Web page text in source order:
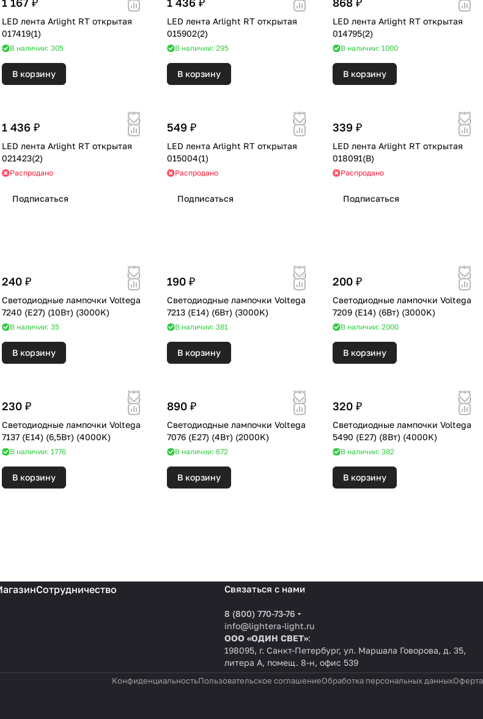
LED лента Arlight RT открытая
017419(1)
В наличии: 305
В корзину
LED лента Arlight RT открытая
015902(2)
В наличии: 295
В корзину
LED лента Arlight RT открытая
014795(2)
В наличии: 1000
В корзину
1 436 ₽
LED лента Arlight RT открытая
021423(2)
Распродано
Подписаться
549 ₽
LED лента Arlight RT открытая
015004(1)
Распродано
Подписаться
339 ₽
LED лента Arlight RT открытая
018091(B)
Распродано
Подписаться
240 ₽
Светодиодные лампочки Voltega
7240 (E27) (10Вт) (3000K)
В наличии: 35
В корзину
190 ₽
Светодиодные лампочки Voltega
7213 (E14) (6Вт) (3000K)
В наличии: 381
В корзину
200 ₽
Светодиодные лампочки Voltega
7209 (E14) (6Вт) (3000K)
В наличии: 2000
В корзину
230 ₽
Светодиодные лампочки Voltega
7137 (E14) (6,5Вт) (4000K)
В наличии: 1776
В корзину
890 ₽
Светодиодные лампочки Voltega
7076 (E27) (4Вт) (2000K)
В наличии: 672
В корзину
320 ₽
Светодиодные лампочки Voltega
5490 (E27) (8Вт) (4000K)
В наличии: 382
В корзину
Сотрудничество Связаться с нами
8 (800) 770-73-76
info@lightera-light.ru
ООО «ОДИН СВЕТ»:
198095, г. Санкт-Петербург, ул. Маршала Говорова, д. 35,
литера А, помещ. 8-н, офис 539
КонфиденциальностьПользовательское соглашениеОбработка персональных данныхОферта